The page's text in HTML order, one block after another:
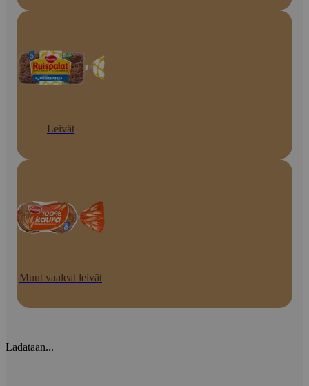
Leivät
Muut vaaleat leivät
Ladataan...